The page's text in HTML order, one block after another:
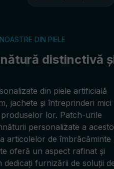
DIN PIELE
distinctivă
din piele artificială
jachete și întreprinderi mici
lor. Patch-urile
personalizate a
articolelor de îmbrăcăminte
oferă un aspect rafinat și
furnizării de soluții